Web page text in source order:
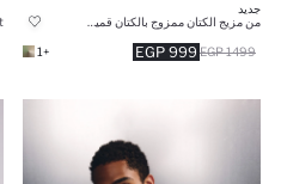
جديد
من مزيج الكتان ممزوج بالكتان قميص نص كم
999 EGP 1499 EGP
+1